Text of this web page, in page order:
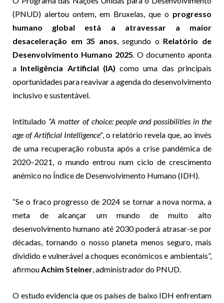
(PNUD) alertou ontem, em Bruxelas, que o progresso
humano global está a atravessar a maior
desaceleração em 35 anos, segundo o Relatório de
Desenvolvimento Humano 2025. O documento aponta
a Inteligência Artificial (IA) como uma das principais
oportunidades para reavivar a agenda do desenvolvimento
inclusivo e sustentável.
Intitulado “A matter of choice: people and possibilities in the
age of Artificial Intelligence”, o relatório revela que, ao invés
de uma recuperação robusta após a crise pandémica de
2020–2021, o mundo entrou num ciclo de crescimento
anémico no Índice de Desenvolvimento Humano (IDH).
“Se o fraco progresso de 2024 se tornar a nova norma, a
meta de alcançar um mundo de muito alto
desenvolvimento humano até 2030 poderá atrasar-se por
décadas, tornando o nosso planeta menos seguro, mais
dividido e vulnerável a choques económicos e ambientais”,
afirmouAchim Steiner, administrador do PNUD.
O estudo evidencia que os países de baixo IDH enfrentam